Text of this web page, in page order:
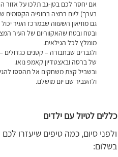
בערך) ליום רחצה בחופיה הקסומים
גם מוזיאון השעווה שבמרכז העיר
ובטח ובטח שהאקווריום של העיר
מומלץ לכל הגילאים.
ולגברים שבחבורה – קטנים כגדולים
של ברסה ובאצטדיון קאמפ נואו.
ובשביל קצת משחקים אל תהססו
ולהעביר שם יום מושלם.
כללים לטיול עם ילדים
ולפני סיום, כמה טיפים שיעזרו
בשלום: